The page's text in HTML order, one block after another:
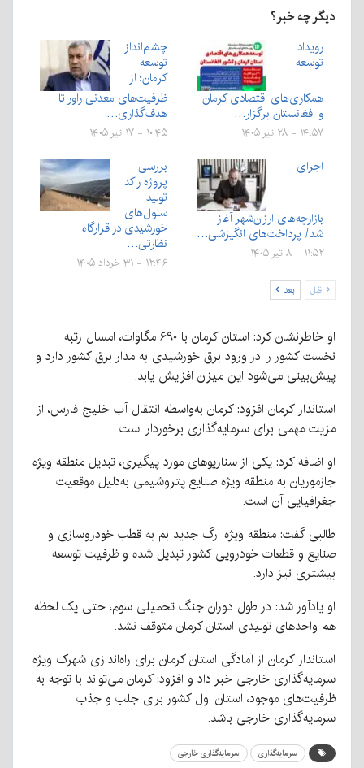
دیگر چه خبر؟
رویداد
توسعه
همکاری‌های اقتصادی کرمان
و افغانستان برگزار…
۱۴:۵۷ - ۲۸ تیر ۱۴۰۵
چشم‌انداز
توسعه
کرمان؛ از
ظرفیت‌های معدنی راور تا
هدف‌گذاری…
۱۰:۴۵ - ۱۷ تیر ۱۴۰۵
اجرای
بازارچه‌های ارزان‌شهر آغاز
شد/ پرداخت‌های انگیزشی…
۱۱:۵۲ - ۸ تیر ۱۴۰۵
بررسی
پروژه راکد
تولید
سلول‌های
خورشیدی در قرارگاه
نظارتی…
۱۲:۴۶ - ۳۱ خرداد ۱۴۰۵
قبل بعد
او خاطرنشان کرد: استان کرمان با ۶۹۰ مگاوات، امسال رتبه
نخست کشور را در ورود برق خورشیدی به مدار برق کشور دارد و
پیش‌بینی می‌شود این میزان افزایش یابد.
استاندار کرمان افزود: کرمان به‌واسطه انتقال آب خلیج فارس، از
مزیت مهمی برای سرمایه‌گذاری برخوردار است.
او اضافه کرد: یکی از سناریوهای مورد پیگیری، تبدیل منطقه ویژه
جازموریان به منطقه ویژه صنایع پتروشیمی به‌دلیل موقعیت
جغرافیایی آن است.
طالبی گفت: منطقه ویژه ارگ جدید بم به قطب خودروسازی و
صنایع و قطعات خودرویی کشور تبدیل شده و ظرفیت توسعه
بیشتری نیز دارد.
او یادآور شد: در طول دوران جنگ تحمیلی سوم، حتی یک لحظه
هم واحدهای تولیدی استان‌ کرمان متوقف نشد.
استاندار کرمان از آمادگی استان کرمان برای راه‌اندازی شهرک ویژه
سرمایه‌گذاری خارجی خبر داد و افزود: کرمان می‌تواند با توجه به
ظرفیت‌های موجود، استان اول کشور برای جلب و جذب
سرمایه‌گذاری خارجی باشد.
سرمایه‌گذاری سرمایه‌گذاری خارجی